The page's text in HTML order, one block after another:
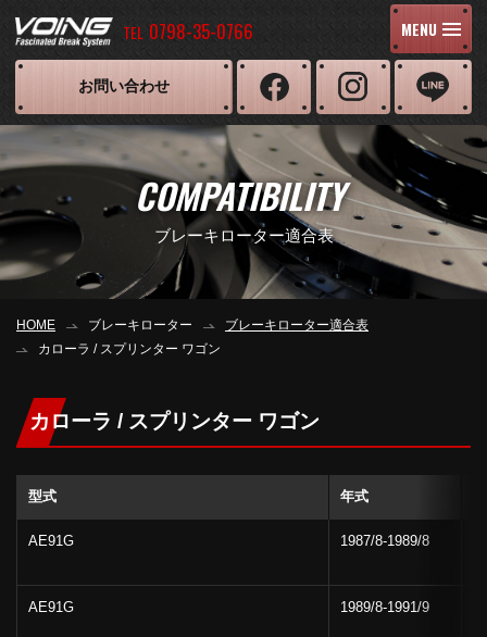
TEL 0798-35-0766 MENU
お問い合わせ
COMPATIBILITY
ブレーキローター適合表
HOME ブレーキローター
ブレーキローター適合表
カローラ / スプリンター ワゴン
カローラ / スプリンター ワゴン
型式 年式
AE91G 1987/8-1989/8
AE91G 1989/8-1991/9